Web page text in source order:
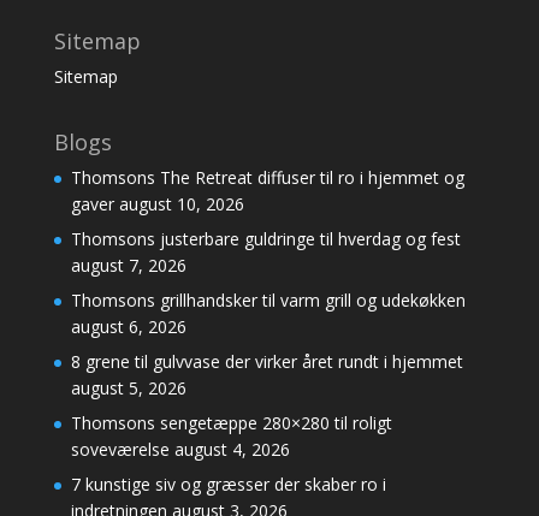
Sitemap
Sitemap
Blogs
Thomsons The Retreat diffuser til ro i hjemmet og
gaver august 10, 2026
Thomsons justerbare guldringe til hverdag og fest
august 7, 2026
Thomsons grillhandsker til varm grill og udekøkken
august 6, 2026
8 grene til gulvvase der virker året rundt i hjemmet
august 5, 2026
Thomsons sengetæppe 280×280 til roligt
soveværelse august 4, 2026
7 kunstige siv og græsser der skaber ro i
indretningen august 3, 2026